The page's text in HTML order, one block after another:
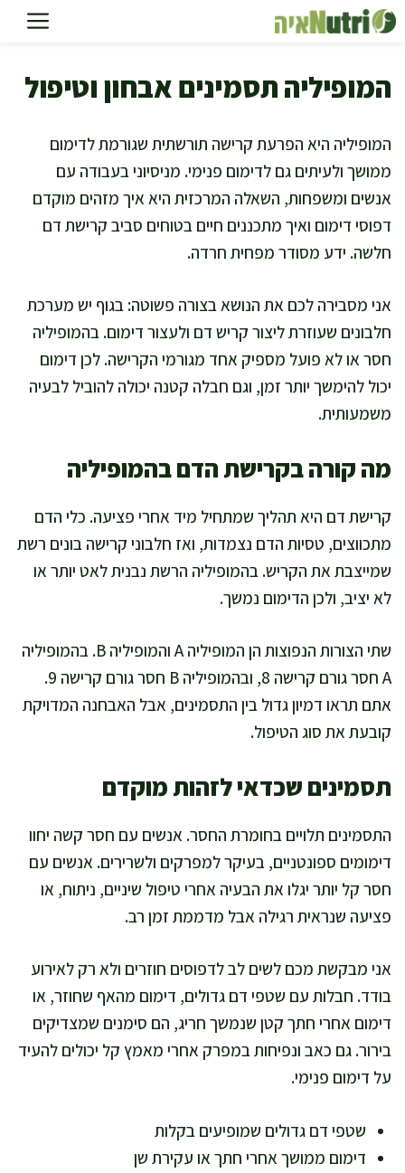
לדלג
לתוכן
המופיליה תסמינים אבחון וטיפול
המופיליה היא הפרעת קרישה תורשתית שגורמת לדימום
ממושך ולעיתים גם לדימום פנימי. מניסיוני בעבודה עם
אנשים ומשפחות, השאלה המרכזית היא איך מזהים מוקדם
דפוסי דימום ואיך מתכננים חיים בטוחים סביב קרישת דם
חלשה. ידע מסודר מפחית חרדה.
אני מסבירה לכם את הנושא בצורה פשוטה: בגוף יש מערכת
חלבונים שעוזרת ליצור קריש דם ולעצור דימום. בהמופיליה
חסר או לא פועל מספיק אחד מגורמי הקרישה. לכן דימום
יכול להימשך יותר זמן, וגם חבלה קטנה יכולה להוביל לבעיה
משמעותית.
מה קורה בקרישת הדם בהמופיליה
קרישת דם היא תהליך שמתחיל מיד אחרי פציעה. כלי הדם
מתכווצים, טסיות הדם נצמדות, ואז חלבוני קרישה בונים רשת
שמייצבת את הקריש. בהמופיליה הרשת נבנית לאט יותר או
לא יציב, ולכן הדימום נמשך.
שתי הצורות הנפוצות הן המופיליה A והמופיליה B. בהמופיליה
A חסר גורם קרישה 8, ובהמופיליה B חסר גורם קרישה 9.
אתם תראו דמיון גדול בין התסמינים, אבל האבחנה המדויקת
קובעת את סוג הטיפול.
תסמינים שכדאי לזהות מוקדם
התסמינים תלויים בחומרת החסר. אנשים עם חסר קשה יחוו
דימומים ספונטניים, בעיקר למפרקים ולשרירים. אנשים עם
חסר קל יותר יגלו את הבעיה אחרי טיפול שיניים, ניתוח, או
פציעה שנראית רגילה אבל מדממת זמן רב.
אני מבקשת מכם לשים לב לדפוסים חוזרים ולא רק לאירוע
בודד. חבלות עם שטפי דם גדולים, דימום מהאף שחוזר, או
דימום אחרי חתך קטן שנמשך חריג, הם סימנים שמצדיקים
בירור. גם כאב ונפיחות במפרק אחרי מאמץ קל יכולים להעיד
על דימום פנימי.
שטפי דם גדולים שמופיעים בקלות
דימום ממושך אחרי חתך או עקירת שן